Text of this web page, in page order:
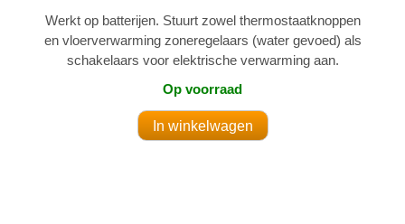
Werkt op batterijen. Stuurt zowel thermostaatknoppen
en vloerverwarming zoneregelaars (water gevoed) als
schakelaars voor elektrische verwarming aan.
Op voorraad